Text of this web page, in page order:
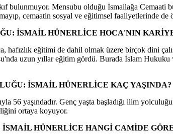
bulunmuyor. Mensubu olduğu İsmailağa Cemaati
cemaatin sosyal ve eğitimsel faaliyetlerinde de
İSMAİL HÜNERLİCE HOCA'NIN
eğitimi de dahil olmak üzere birçok dini
uzun yıllar eğitim gördü. Burada İslam
İSMAİL HÜNERLİCE KAÇ YAŞINDA?
56 yaşındadır. Genç yaşta başladığı ilim
ortaya koyuyor.
HÜNERLİCE HANGİ CAMİDE